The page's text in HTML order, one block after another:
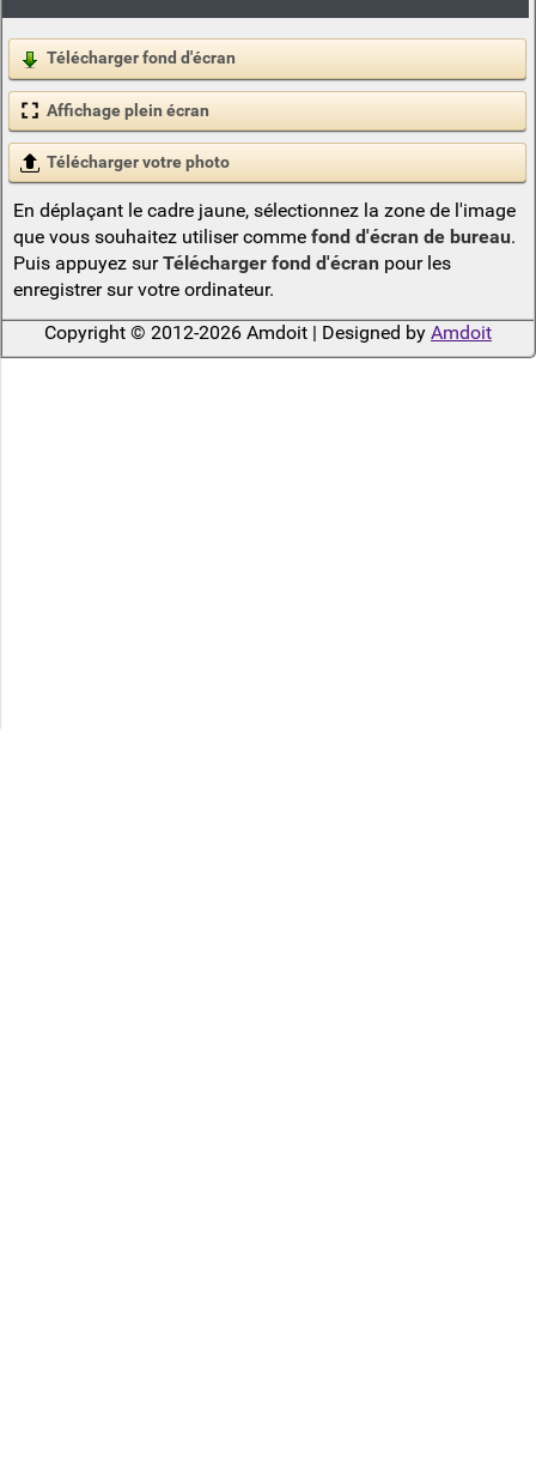
Télécharger fond d'écran
Affichage plein écran
Télécharger votre photo
En déplaçant le cadre jaune, sélectionnez la zone de l'image
que vous souhaitez utiliser comme fond d'écran de bureau.
Puis appuyez surTélécharger fond d'écranpour les
enregistrer sur votre ordinateur.
Copyright © 2012-2026 Amdoit | Designed by Amdoit